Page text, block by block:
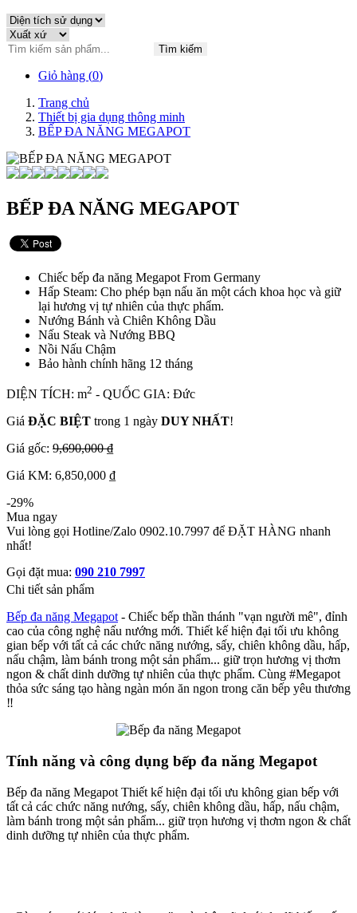
Tìm kiếm
Giỏ hàng (0)
Trang chủ
Thiết bị gia dụng thông minh
BẾP ĐA NĂNG MEGAPOT
BẾP ĐA NĂNG MEGAPOT
Chiếc bếp đa năng Megapot From Germany
Hấp Steam: Cho phép bạn nấu ăn một cách khoa học và giữ
lại hương vị tự nhiên của thực phẩm.
Nướng Bánh và Chiên Không Dầu
Nấu Steak và Nướng BBQ
Nồi Nấu Chậm
Bảo hành chính hãng 12 tháng
DIỆN TÍCH: m2 - QUỐC GIA: Đức
Giá ĐẶC BIỆT trong 1 ngày DUY NHẤT!
Giá gốc: 9,690,000 ₫
Giá KM: 6,850,000 ₫
-29%
Mua ngay
Vui lòng gọi Hotline/Zalo 0902.10.7997 để ĐẶT HÀNG nhanh
nhất!
Gọi đặt mua: 090 210 7997
Chi tiết sản phẩm
Bếp đa năng Megapot - Chiếc bếp thần thánh "vạn người mê", đỉnh
cao của công nghệ nấu nướng mới. Thiết kế hiện đại tối ưu không
gian bếp với tất cả các chức năng nướng, sấy, chiên không dầu, hấp,
nấu chậm, làm bánh trong một sản phẩm... giữ trọn hương vị thơm
ngon & chất dinh dưỡng tự nhiên của thực phẩm. Cùng #Megapot
thỏa sức sáng tạo hàng ngàn món ăn ngon trong căn bếp yêu thương
‼️
Tính năng và công dụng bếp đa năng Megapot
Bếp đa năng Megapot Thiết kế hiện đại tối ưu không gian bếp với
tất cả các chức năng nướng, sấy, chiên không dầu, hấp, nấu chậm,
làm bánh trong một sản phẩm... giữ trọn hương vị thơm ngon & chất
dinh dưỡng tự nhiên của thực phẩm.